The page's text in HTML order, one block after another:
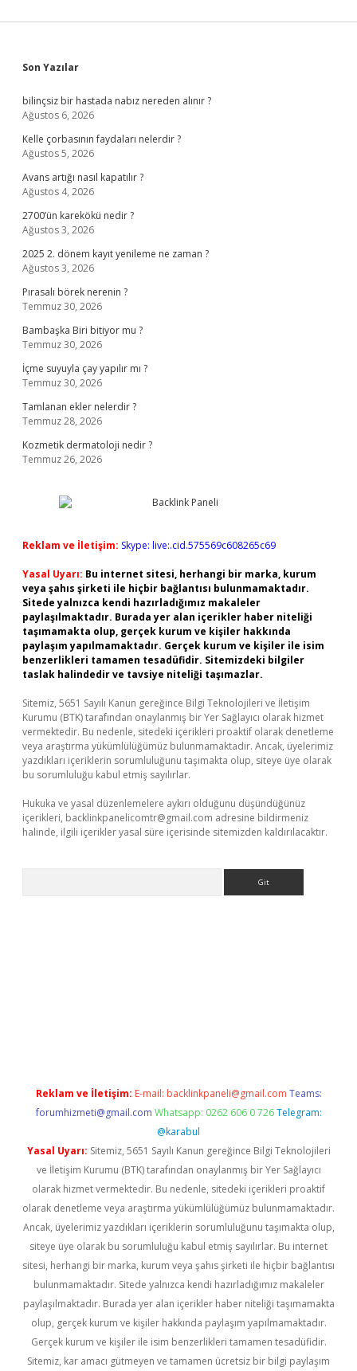
Sidebar
Son Yazılar
bilinçsiz bir hastada nabız nereden alınır ?
Ağustos 6, 2026
Kelle çorbasının faydaları nelerdir ?
Ağustos 5, 2026
Avans artığı nasıl kapatılır ?
Ağustos 4, 2026
2700’ün karekökü nedir ?
Ağustos 3, 2026
2025 2. dönem kayıt yenileme ne zaman ?
Ağustos 3, 2026
Pırasalı börek nerenin ?
Temmuz 30, 2026
Bambaşka Biri bitiyor mu ?
Temmuz 30, 2026
İçme suyuyla çay yapılır mı ?
Temmuz 30, 2026
Tamlanan ekler nelerdir ?
Temmuz 28, 2026
Kozmetik dermatoloji nedir ?
Temmuz 26, 2026
Reklam ve İletişim: Skype: live:.cid.575569c608265c69
Yasal Uyarı: Bu internet sitesi, herhangi bir marka, kurum
veya şahıs şirketi ile hiçbir bağlantısı bulunmamaktadır.
Sitede yalnızca kendi hazırladığımız makaleler
paylaşılmaktadır. Burada yer alan içerikler haber niteliği
taşımamakta olup, gerçek kurum ve kişiler hakkında
paylaşım yapılmamaktadır. Gerçek kurum ve kişiler ile isim
benzerlikleri tamamen tesadüfidir. Sitemizdeki bilgiler
taslak halindedir ve tavsiye niteliği taşımazlar.
Sitemiz, 5651 Sayılı Kanun gereğince Bilgi Teknolojileri ve İletişim
Kurumu (BTK) tarafından onaylanmış bir Yer Sağlayıcı olarak hizmet
vermektedir. Bu nedenle, sitedeki içerikleri proaktif olarak denetleme
veya araştırma yükümlülüğümüz bulunmamaktadır. Ancak, üyelerimiz
yazdıkları içeriklerin sorumluluğunu taşımakta olup, siteye üye olarak
bu sorumluluğu kabul etmiş sayılırlar.
Hukuka ve yasal düzenlemelere aykırı olduğunu düşündüğünüz
içerikleri, backlinkpanelicomtr@gmail.com adresine bildirmeniz
halinde, ilgili içerikler yasal süre içerisinde sitemizden kaldırılacaktır.
Reklam ve İletişim: E-mail: backlinkpaneli@gmail.com Teams:
forumhizmeti@gmail.com Whatsapp: 0262 606 0 726 Telegram:
@karabul
Yasal Uyarı: Sitemiz, 5651 Sayılı Kanun gereğince Bilgi Teknolojileri
ve İletişim Kurumu (BTK) tarafından onaylanmış bir Yer Sağlayıcı
olarak hizmet vermektedir. Bu nedenle, sitedeki içerikleri proaktif
olarak denetleme veya araştırma yükümlülüğümüz bulunmamaktadır.
Ancak, üyelerimiz yazdıkları içeriklerin sorumluluğunu taşımakta olup,
siteye üye olarak bu sorumluluğu kabul etmiş sayılırlar. Bu internet
sitesi, herhangi bir marka, kurum veya şahıs şirketi ile hiçbir bağlantısı
bulunmamaktadır. Sitede yalnızca kendi hazırladığımız makaleler
paylaşılmaktadır. Burada yer alan içerikler haber niteliği taşımamakta
olup, gerçek kurum ve kişiler hakkında paylaşım yapılmamaktadır.
Gerçek kurum ve kişiler ile isim benzerlikleri tamamen tesadüfidir.
Sitemiz, kar amacı gütmeyen ve tamamen ücretsiz bir bilgi paylaşım